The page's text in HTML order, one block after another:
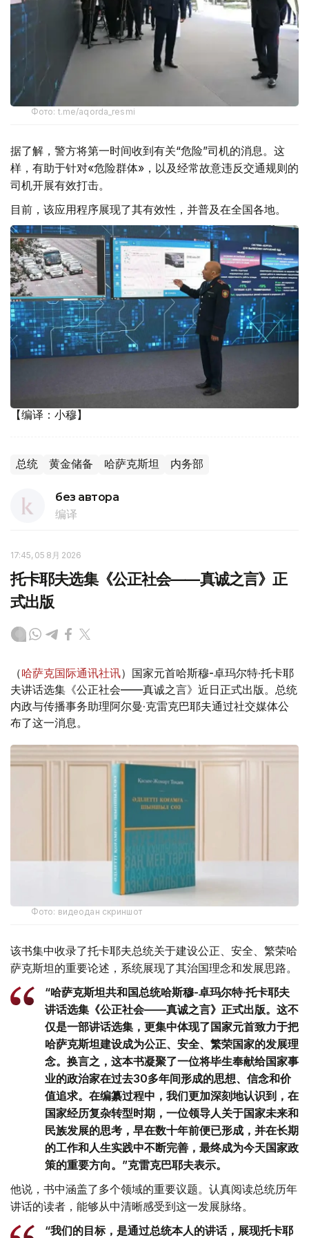
Фото: t.me/aqorda_resmi
据了解，警方将第一时间收到有关“危险”司机的消息。这
样，有助于针对«危险群体»，以及经常故意违反交通规则的
司机开展有效打击。
目前，该应用程序展现了其有效性，并普及在全国各地。
【编译：小穆】
总统 黄金储备 哈萨克斯坦 内务部
без автора
编译
17:45, 05 8月 2026
托卡耶夫选集《公正社会——真诚之言》正
式出版
（哈萨克国际通讯社讯）国家元首哈斯穆-卓玛尔特·托卡耶
夫讲话选集《公正社会——真诚之言》近日正式出版。总统
内政与传播事务助理阿尔曼·克雷克巴耶夫通过社交媒体公
布了这一消息。
Фото: видеодан скриншот
该书集中收录了托卡耶夫总统关于建设公正、安全、繁荣哈
萨克斯坦的重要论述，系统展现了其治国理念和发展思路。
“哈萨克斯坦共和国总统哈斯穆-卓玛尔特·托卡耶夫
讲话选集《公正社会——真诚之言》正式出版。这不
仅是一部讲话选集，更集中体现了国家元首致力于把
哈萨克斯坦建设成为公正、安全、繁荣国家的发展理
念。换言之，这本书凝聚了一位将毕生奉献给国家事
业的政治家在过去30多年间形成的思想、信念和价
值追求。在编纂过程中，我们更加深刻地认识到，在
国家经历复杂转型时期，一位领导人关于国家未来和
民族发展的思考，早在数十年前便已形成，并在长期
的工作和人生实践中不断完善，最终成为今天国家政
策的重要方向。”克雷克巴耶夫表示。
他说，书中涵盖了多个领域的重要议题。认真阅读总统历年
讲话的读者，能够从中清晰感受到这一发展脉络。
“我们的目标，是通过总统本人的讲话，展现托卡耶